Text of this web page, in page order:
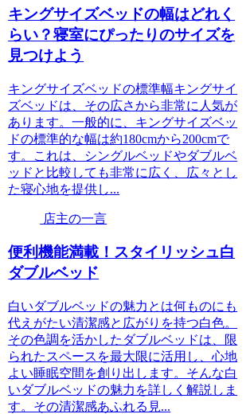
キングサイズベッドの幅はどれく
らい？寝室にぴったりのサイズを
見つけよう
キングサイズベッドの標準幅キングサイ
ズベッドは、その広さから非常に人気が
あります。一般的に、キングサイズベッ
ドの標準的な幅は約180cmから200cmで
す。これは、シングルベッドやダブルベ
ッドと比較しても非常に広く、広々とし
た寝心地を提供し...
店主の一言
便利機能満載！スタイリッシュ白
ダブルベッド
白いダブルベッドの魅力とは何ものにも
代えがたい清潔感と広がりを持つ白色。
その色調を活かしたダブルベッドは、限
られたスペースを最大限に活用し、心地
よい睡眠空間を創り出します。そんな白
いダブルベッドの魅力を詳しく解説しま
す。その清潔感あふれる見...